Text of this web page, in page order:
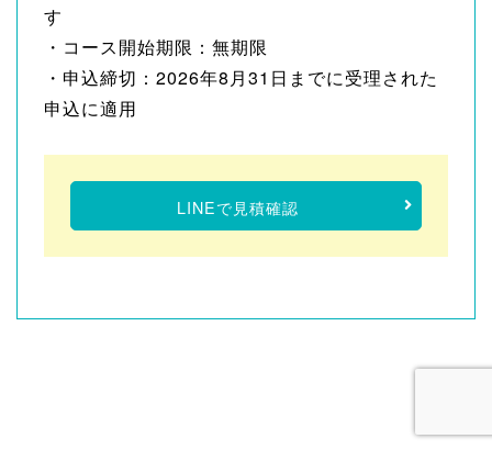
す
・コース開始期限：無期限
・申込締切：2026年8月31日までに受理された
申込に適用
LINEで見積確認